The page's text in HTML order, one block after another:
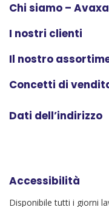
Chi siamo –
I nostri clienti
Il nostro
Concetti di
Dati dell’indirizzo
Accessibilità
Disponibile tutti i giorni